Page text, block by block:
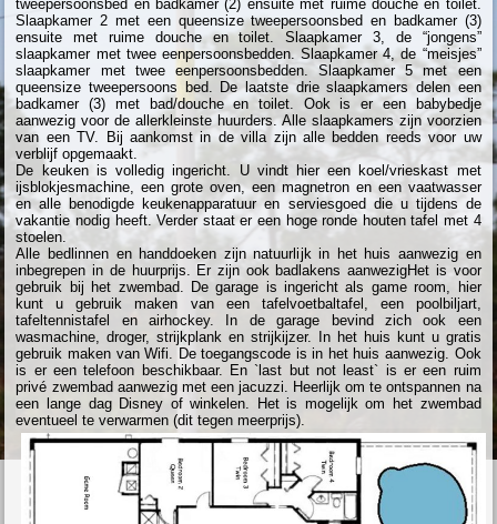
tweepersoonsbed en badkamer (2) ensuite met ruime douche en toilet.
Slaapkamer 2 met een queensize tweepersoonsbed en badkamer (3)
ensuite met ruime douche en toilet. Slaapkamer 3, de “jongens”
slaapkamer met twee eenpersoonsbedden. Slaapkamer 4, de “meisjes”
slaapkamer met twee eenpersoonsbedden. Slaapkamer 5 met een
queensize tweepersoons bed. De laatste drie slaapkamers delen een
badkamer (3) met bad/douche en toilet. Ook is er een babybedje
aanwezig voor de allerkleinste huurders. Alle slaapkamers zijn voorzien
van een TV. Bij aankomst in de villa zijn alle bedden reeds voor uw
verblijf opgemaakt.
De keuken is volledig ingericht. U vindt hier een koel/vrieskast met
ijsblokjesmachine, een grote oven, een magnetron en een vaatwasser
en alle benodigde keukenapparatuur en serviesgoed die u tijdens de
vakantie nodig heeft. Verder staat er een hoge ronde houten tafel met 4
stoelen.
Alle bedlinnen en handdoeken zijn natuurlijk in het huis aanwezig en
inbegrepen in de huurprijs. Er zijn ook badlakens aanwezigHet is voor
gebruik bij het zwembad. De garage is ingericht als game room, hier
kunt u gebruik maken van een tafelvoetbaltafel, een poolbiljart,
tafeltennistafel en airhockey. In de garage bevind zich ook een
wasmachine, droger, strijkplank en strijkijzer. In het huis kunt u gratis
gebruik maken van Wifi. De toegangscode is in het huis aanwezig. Ook
is er een telefoon beschikbaar. En `last but not least` is er een ruim
privé zwembad aanwezig met een jacuzzi. Heerlijk om te ontspannen na
een lange dag Disney of winkelen. Het is mogelijk om het zwembad
eventueel te verwarmen (dit tegen meerprijs).